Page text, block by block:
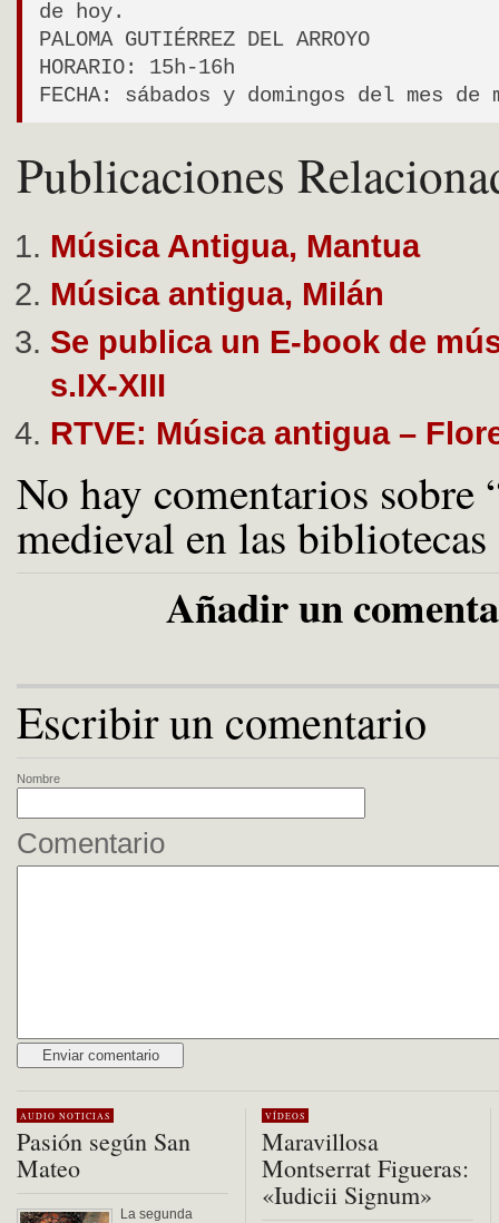
de hoy.
PALOMA GUTIÉRREZ DEL ARROYO
HORARIO: 15h-16h
FECHA: sábados y domingos del mes de
Publicaciones
Música Antigua, Mantua
Música antigua, Milán
Se publica un E-book de
s.IX-XIII
RTVE: Música antigua –
No hay comentarios sobre
medieval en las bibliotecas
Añadir un
Escribir un comentario
Nombre
Comentario
AUDIO NOTICIAS
Pasión según San
Mateo
La segunda
VÍDEOS
Maravillosa
Montserrat Figueras:
«Iudicii Signum»